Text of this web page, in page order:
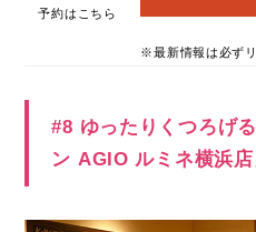
予約はこちら
※最新情報は必ず
#8 ゆったりくつろげ
ン AGIO ルミネ横浜店